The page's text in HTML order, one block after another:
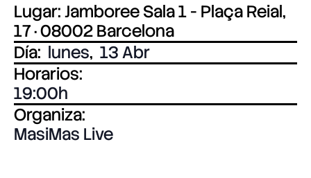
Lugar: Jamboree Sala 1 - Plaça Reial,
17 · 08002 Barcelona
Día: lunes, 13 Abr
Horarios:
19:00
Organiza:
MasiMas Live